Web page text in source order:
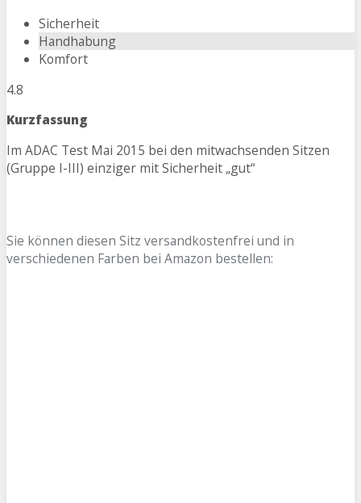
Sicherheit
Handhabung
Komfort
4.8
Kurzfassung
Im ADAC Test Mai 2015 bei den mitwachsenden Sitzen
(Gruppe I-III) einziger mit Sicherheit „gut“
Sie können diesen Sitz versandkostenfrei und in
verschiedenen Farben bei Amazon bestellen: